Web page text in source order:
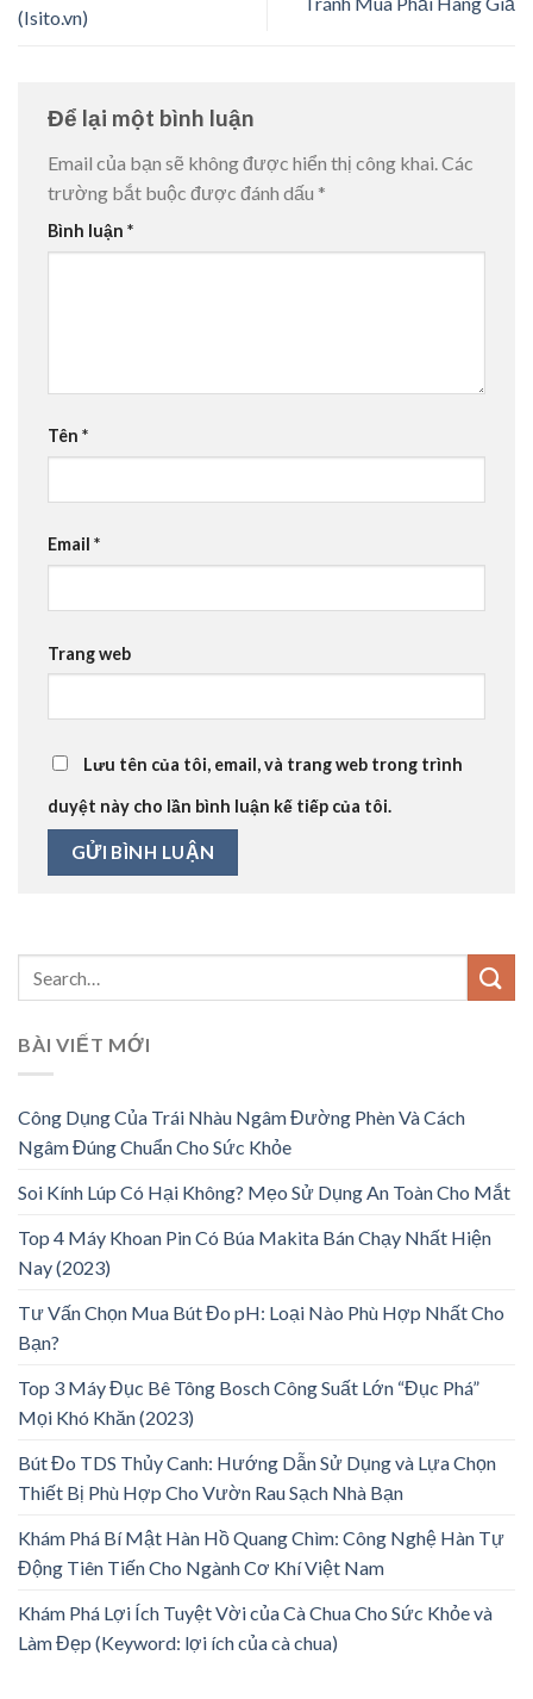
(Isito.vn)
Để lại một bình luận
Email của bạn sẽ không được hiển thị công khai.Các
trường bắt buộc được đánh dấu *
Bình luận *
Tên *
Email *
Trang web
Lưu tên của tôi, email, và trang web trong trình
duyệt này cho lần bình luận kế tiếp của tôi.
BÀI VIẾT MỚI
Công Dụng Của Trái Nhàu Ngâm Đường Phèn Và Cách
Ngâm Đúng Chuẩn Cho Sức Khỏe
Soi Kính Lúp Có Hại Không? Mẹo Sử Dụng An Toàn Cho Mắt
Top 4 Máy Khoan Pin Có Búa Makita Bán Chạy Nhất Hiện
Nay (2023)
Tư Vấn Chọn Mua Bút Đo pH: Loại Nào Phù Hợp Nhất Cho
Bạn?
Top 3 Máy Đục Bê Tông Bosch Công Suất Lớn “Đục Phá”
Mọi Khó Khăn (2023)
Bút Đo TDS Thủy Canh: Hướng Dẫn Sử Dụng và Lựa Chọn
Thiết Bị Phù Hợp Cho Vườn Rau Sạch Nhà Bạn
Khám Phá Bí Mật Hàn Hồ Quang Chìm: Công Nghệ Hàn Tự
Động Tiên Tiến Cho Ngành Cơ Khí Việt Nam
Khám Phá Lợi Ích Tuyệt Vời của Cà Chua Cho Sức Khỏe và
Làm Đẹp (Keyword: lợi ích của cà chua)